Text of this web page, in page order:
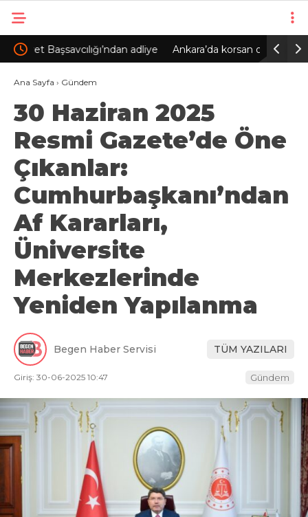
adliye Ankara’da korsan otoparkçılara operasyon: 10
gözaltı
Ana Sayfa › Gündem
30 Haziran 2025
Resmi Gazete’de Öne
Çıkanlar:
Cumhurbaşkanı’ndan
Af Kararları,
Üniversite
Merkezlerinde
Yeniden Yapılanma
Begen Haber Servisi TÜM YAZILARI
Giriş: 30-06-2025 10:47 Gündem